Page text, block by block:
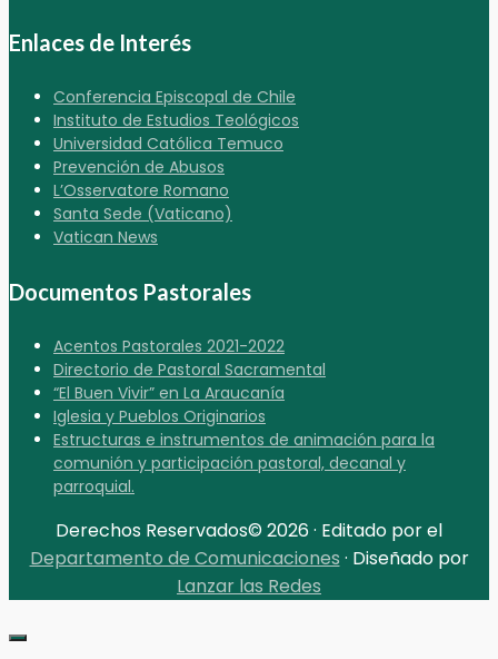
Enlaces de Interés
Conferencia Episcopal de Chile
Instituto de Estudios Teológicos
Universidad Católica Temuco
Prevención de Abusos
L’Osservatore Romano
Santa Sede (Vaticano)
Vatican News
Documentos Pastorales
Acentos Pastorales 2021-2022
Directorio de Pastoral Sacramental
“El Buen Vivir” en La Araucanía
Iglesia y Pueblos Originarios
Estructuras e instrumentos de animación para la
comunión y participación pastoral, decanal y
parroquial.
Derechos Reservados© 2026 · Editado por el
Departamento de Comunicaciones · Diseñado por
Lanzar las Redes